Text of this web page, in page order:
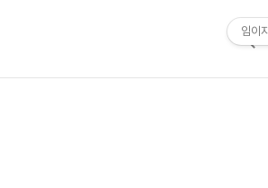
검
임이